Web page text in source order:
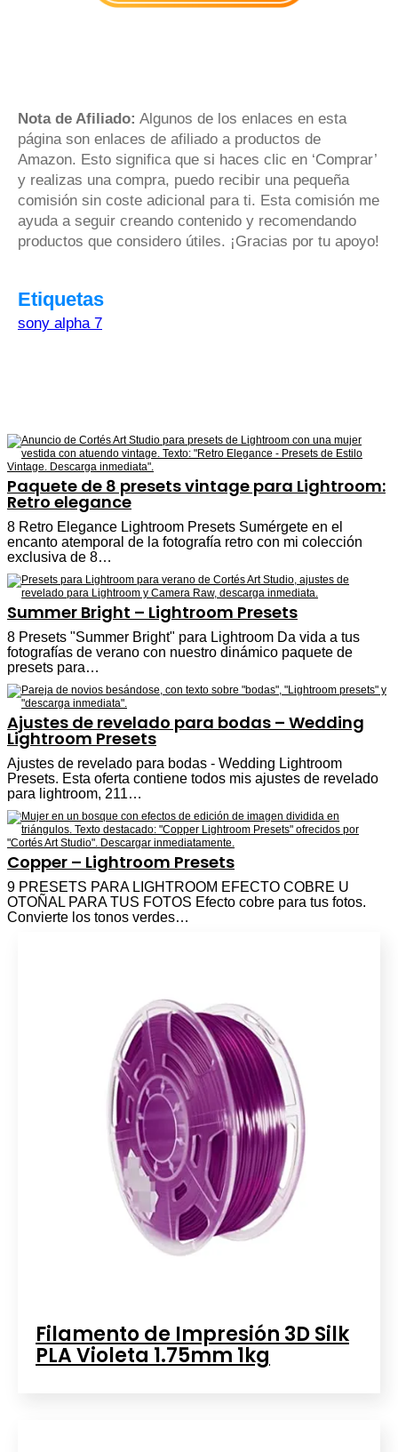
Nota de Afiliado: Algunos de los enlaces en esta
página son enlaces de afiliado a productos de
Amazon. Esto significa que si haces clic en ‘Comprar’
y realizas una compra, puedo recibir una pequeña
comisión sin coste adicional para ti. Esta comisión me
ayuda a seguir creando contenido y recomendando
productos que considero útiles. ¡Gracias por tu apoyo!
Etiquetas
sony alpha 7
Paquete de 8 presets vintage para Lightroom:
Retro elegance
8 Retro Elegance Lightroom Presets Sumérgete en el
encanto atemporal de la fotografía retro con mi colección
exclusiva de 8…
Summer Bright – Lightroom Presets
8 Presets "Summer Bright" para Lightroom Da vida a tus
fotografías de verano con nuestro dinámico paquete de
presets para…
Ajustes de revelado para bodas – Wedding
Lightroom Presets
Ajustes de revelado para bodas - Wedding Lightroom
Presets. Esta oferta contiene todos mis ajustes de revelado
para lightroom, 211…
Copper – Lightroom Presets
9 PRESETS PARA LIGHTROOM EFECTO COBRE U
OTOÑAL PARA TUS FOTOS Efecto cobre para tus fotos.
Convierte los tonos verdes…
Filamento de Impresión 3D Silk
PLA Violeta 1.75mm 1kg